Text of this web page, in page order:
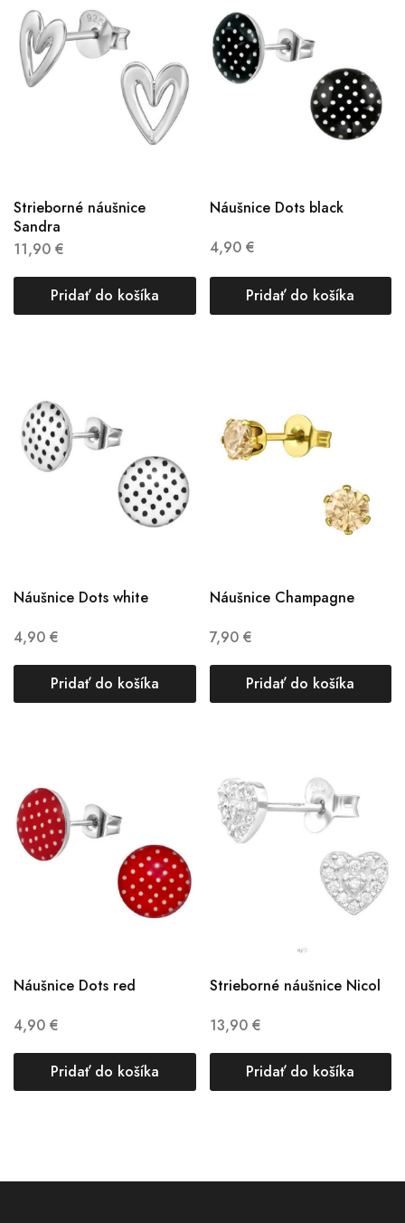
Strieborné náušnice
Sandra
11,90 €
Pridať do košíka
Náušnice Dots black
4,90 €
Pridať do košíka
Náušnice Dots white
4,90 €
Pridať do košíka
Náušnice Champagne
7,90 €
Pridať do košíka
Náušnice Dots red
4,90 €
Pridať do košíka
Strieborné náušnice Nicol
13,90 €
Pridať do košíka